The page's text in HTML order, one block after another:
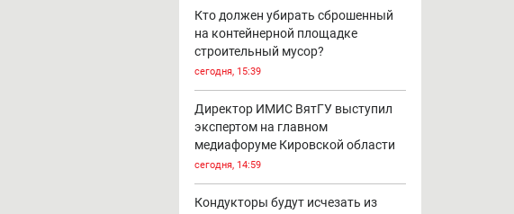
Кто должен убирать сброшенный
на контейнерной площадке
строительный мусор?
сегодня, 15:39
Директор ИМИС ВятГУ выступил
экспертом на главном
медиафоруме Кировской области
сегодня, 14:59
Кондукторы будут исчезать из